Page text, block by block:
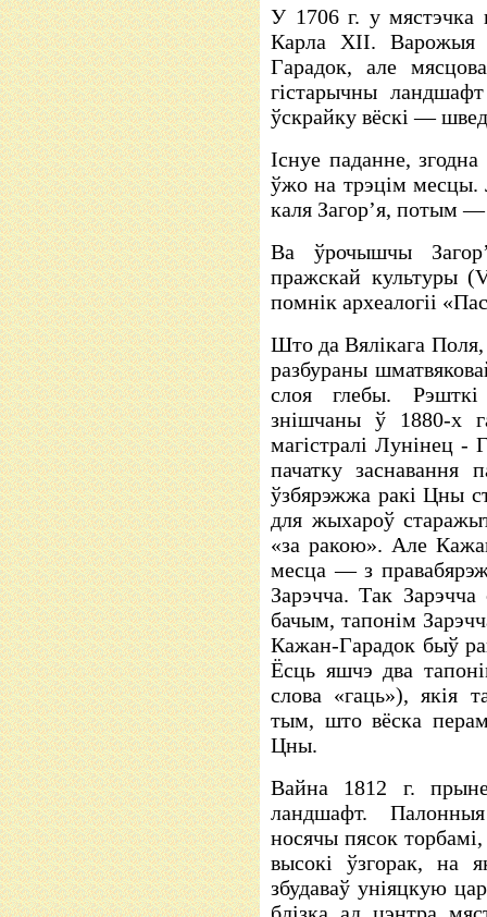
У 1706 г. у мястэчка
Карла XII. Варожыя
Гарадок, але
гістарычны
ўскрайку вёскі —
Існуе паданне,
ўжо на трэцім месцы.
каля Загор’я, потым
Ва ўрочышчы
пражскай культуры
помнік археалогіі
Што да Вялікага
разбураны
слоя глебы.
знішчаны ў 1880-х
магістралі Лунінец -
пачатку заснавання
ўзбярэжжа ракі Цны
для жыхароў
«за ракою». Але
месца — з
Зарэчча. Так
бачым, тапонім
Кажан-Гарадок быў
Ёсць яшчэ два
слова «гаць»), якія
тым, што вёска
Цны.
Вайна 1812 г.
ландшафт.
носячы пясок
высокі ўзгорак,
збудаваў уніяцкую